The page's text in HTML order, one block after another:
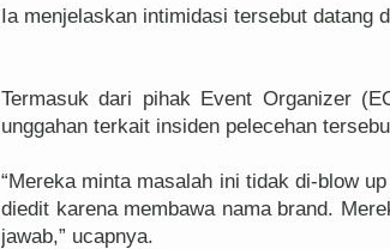
Ia menjelaskan intimidasi tersebut datang
Termasuk dari pihak Event Organizer
unggahan terkait insiden pelecehan
“Mereka minta masalah ini tidak di-blow
diedit karena membawa nama brand.
jawab,” ucapnya.